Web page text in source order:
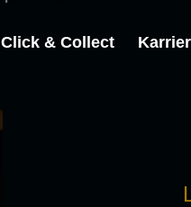
Click & Collect